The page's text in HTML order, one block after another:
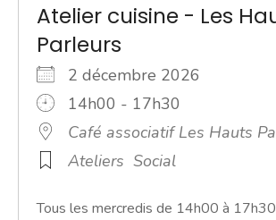
Atelier cuisine - Les
Parleurs
2 décembre 2026
14h00 - 17h30
Café associatif Les Hauts
Ateliers Social
Tous les mercredis de 14h00 à